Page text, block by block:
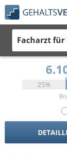
Facharzt
25%